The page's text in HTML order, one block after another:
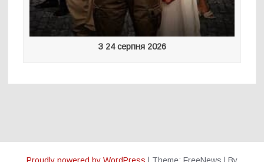
З 24 серпня 2026
Proudly powered by WordPress Theme: FreeNews By